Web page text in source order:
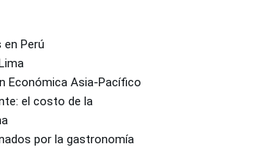
Perú
Económica Asia-Pacífico
el costo de la
por la gastronomía